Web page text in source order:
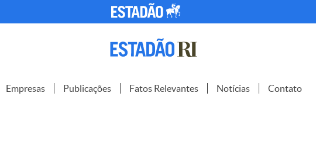
Empresas Publicações Fatos Relevantes Notícias Contato